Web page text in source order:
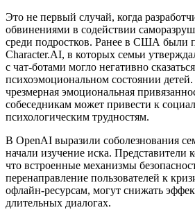
Это не первый случай, когда
обвинениями в содействии
среди подростков. Ранее в США были
Character.AI, в которых семьи
с чат-ботами могло негативно
психоэмоциональном состоянии
чрезмерная эмоциональная
собеседникам может привести к
психологическим трудностям.
В OpenAI выразили соболезнования
начали изучение иска. Представители
что встроенные механизмы
перенаправление пользователей к
офлайн-ресурсам, могут снижать
длительных диалогах.